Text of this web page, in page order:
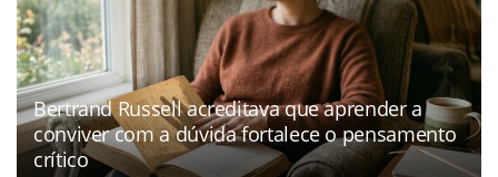
Bertrand Russell acreditava que aprender a
conviver com a dúvida fortalece o pensamento
crítico